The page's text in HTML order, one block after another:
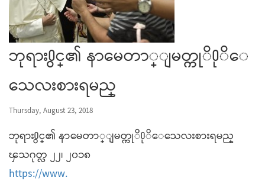
ဘုရား႐ွင္၏ နာမေတာ္ျမတ္ကုိ႐ုိေ
သေလးစားရမည္
Thursday, August 23, 2018
ဘုရား႐ွင္၏ နာမေတာ္ျမတ္ကုိ႐ုိေသေလးစားရမည္
ၾသဂုတ္လ ၂၂၊ ၂၀၁၈
https://www.